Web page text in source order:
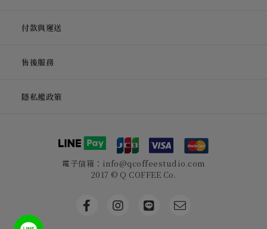
付款與運送
售後服務
隱私權政策
電子信箱：info@qcoffeestudio.com
2017 © Q COFFEE Co.